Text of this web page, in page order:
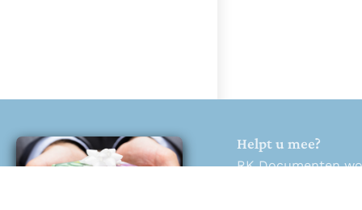
Helpt u mee?
RK Documenten